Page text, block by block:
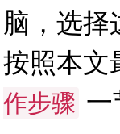
脑，选择
按照本
作步骤 一